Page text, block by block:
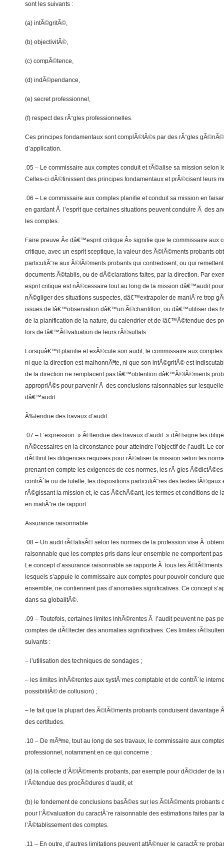
sont les suivants :
(a) intÃ©gritÃ©,
(b) objectivitÃ©,
(c) compÃ©tence,
(d) indÃ©pendance,
(e) secret professionnel,
(f) respect des rÃ¨gles professionnelles.
Ces principes fondamentaux sont complÃ©tÃ©s par des rÃ¨gles
d’application.
.05 – Le commissaire aux comptes conduit et rÃ©alise sa mission selon
Celles-ci dÃ©finissent des principes fondamentaux et prÃ©cisent leurs
.06 – Le commissaire aux comptes planifie et conduit sa mission en
en gardant Ã l’esprit que certaines situations peuvent conduire Ã des
les comptes.
Faire preuve Â« dâ€™esprit critique Â» signifie que le commissaire aux
critique, avec un esprit sceptique, la valeur des Ã©lÃ©ments probants
particuliÃ¨re aux Ã©lÃ©ments probants qui contredisent, ou qui
documents Ã©tablis, ou de dÃ©clarations faites, par la direction. Par
esprit critique est nÃ©cessaire tout au long de la mission dâ€™audit
nÃ©gliger des situations suspectes, dâ€™extrapoler de maniÃ¨re trop
issues de lâ€™observation dâ€™un Ã©chantillon, ou dâ€™utiliser des
de la planification de la nature, du calendrier et de lâ€™Ã©tendue des
lors de lâ€™Ã©valuation de leurs rÃ©sultats.
Lorsquâ€™il planifie et exÃ©cute son audit, le commissaire aux comptes
ni que la direction est malhonnÃªte, ni que son intÃ©gritÃ© est
de la direction ne remplacent pas lâ€™obtention dâ€™Ã©lÃ©ments
appropriÃ©s pour parvenir Ã des conclusions raisonnables sur
dâ€™audit.
Ã‰tendue des travaux d’audit
.07 – L’expression » Ã©tendue des travaux d’audit » dÃ©signe les
nÃ©cessaires en la circonstance pour atteindre l’objectif de l’audit. Le
dÃ©finit les diligences requises pour rÃ©aliser la mission selon les
prenant en compte les exigences de ces normes, les rÃ¨gles
contrÃ´le ou de tutelle, les dispositions particuliÃ¨res des textes
rÃ©gissant la mission et, le cas Ã©chÃ©ant, les termes et conditions de
en matiÃ¨re de rapport.
Assurance raisonnable
.08 – Un audit rÃ©alisÃ© selon les normes de la profession vise Ã
raisonnable que les comptes pris dans leur ensemble ne comportent
Le concept d’assurance raisonnable se rapporte Ã tous les
lesquels s’appuie le commissaire aux comptes pour pouvoir conclure
ensemble, ne contiennent pas d’anomalies significatives. Ce concept
dans sa globalitÃ©.
.09 – Toutefois, certaines limites inhÃ©rentes Ã l’audit peuvent ne pas
comptes de dÃ©tecter des anomalies significatives. Ces limites
suivants :
– l’utilisation des techniques de sondages ;
– les limites inhÃ©rentes aux systÃ¨mes comptable et de contrÃ´le
possibilitÃ© de collusion) ;
– le fait que la plupart des Ã©lÃ©ments probants conduisent davantage
des certitudes.
.10 – De mÃªme, tout au long de ses travaux, le commissaire aux
professionnel, notamment en ce qui concerne :
(a) la collecte d’Ã©lÃ©ments probants, par exemple pour dÃ©cider de la
l’Ã©tendue des procÃ©dures d’audit, et
(b) le fondement de conclusions basÃ©es sur les Ã©lÃ©ments probants
pour l’Ã©valuation du caractÃ¨re raisonnable des estimations faites par
l’Ã©tablissement des comptes.
.11 – En outre, d’autres limitations peuvent attÃ©nuer le caractÃ¨re